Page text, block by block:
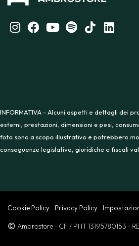
INFORMATIVA - Alcuni aspetti e dettagli dei
esterni, prestazioni, dimensioni e pesi,
foto sono a scopo illustrativo e potrebbero
conseguenze legislative, giuridiche e fiscali
Cookie Policy Privacy Policy
Ambrostore - CF / PI IT 13195780153 -